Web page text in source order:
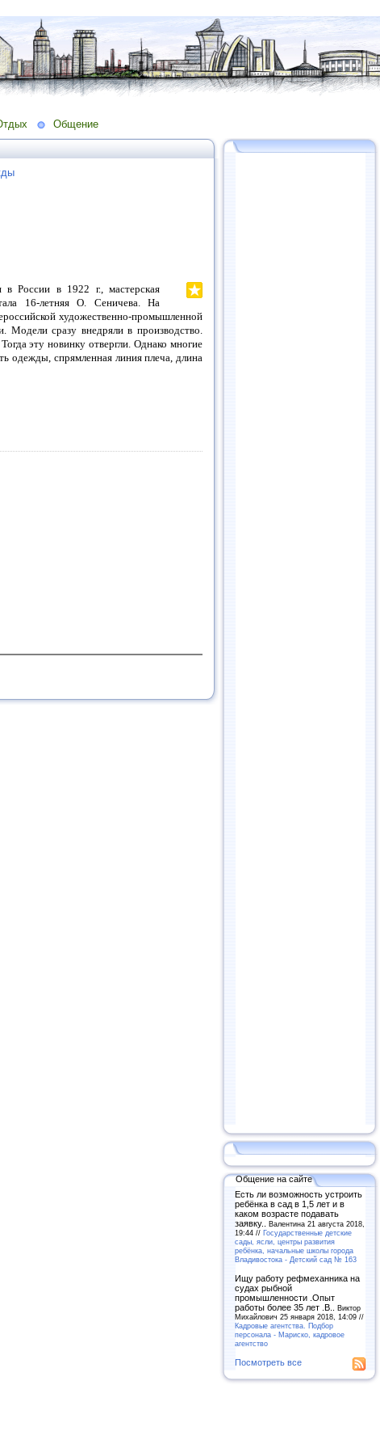
Общение
в России в 1922 г., мастерская
16-летняя О. Сеничева. На
художественно-промышленной
Модели сразу внедряли в производство.
эту новинку отвергли. Однако многие
одежды, спрямленная линия плеча, длина
Общение на сайте
Есть ли возможность устроить
ребёнка в сад в 1,5 лет и в
каком возрасте подавать
заявку.. Валентина 21 августа 2018,
19:44 // Государственные детские
сады, ясли, центры развития
ребёнка, начальные школы города
Владивостока - Детский сад № 163
Ищу работу рефмеханника на
судах рыбной
промышленности .Опыт
работы более 35 лет .В.. Виктор
Михайлович 25 января 2018, 14:09 //
Кадровые агентства. Подбор
персонала - Мариско, кадровое
агентство
Посмотреть все